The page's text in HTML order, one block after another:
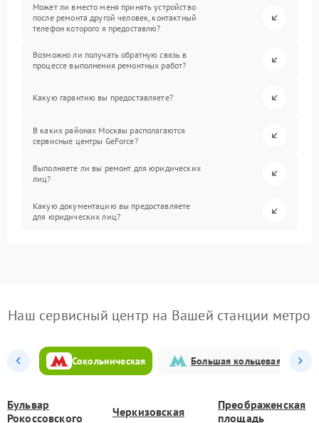
Может ли вместо меня принять устройство
после ремонта другой человек, контактный
телефон которого я предоставлю?
Возможно ли получать обратную связь в
процессе выполнения ремонтных работ?
Какую гарантию вы предоставляете?
В каких районах Москвы располагаются
сервисные центры GeForce?
Выполняете ли вы ремонт для юридических
лиц?
Какую документацию вы предоставляете
для юридических лиц?
Наш сервисный центр на Вашей станции метро
Сокольническая Большая кольцевая
Бульвар
Рокоссовского
Черкизовская
Преображенская
площадь